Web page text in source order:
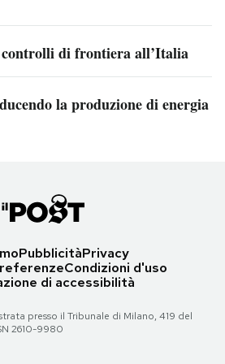
di frontiera all’Italia
la produzione di energia
PubblicitàPrivacy
Condizioni d'uso
di accessibilità
presso il Tribunale di Milano, 419 del
2610-9980